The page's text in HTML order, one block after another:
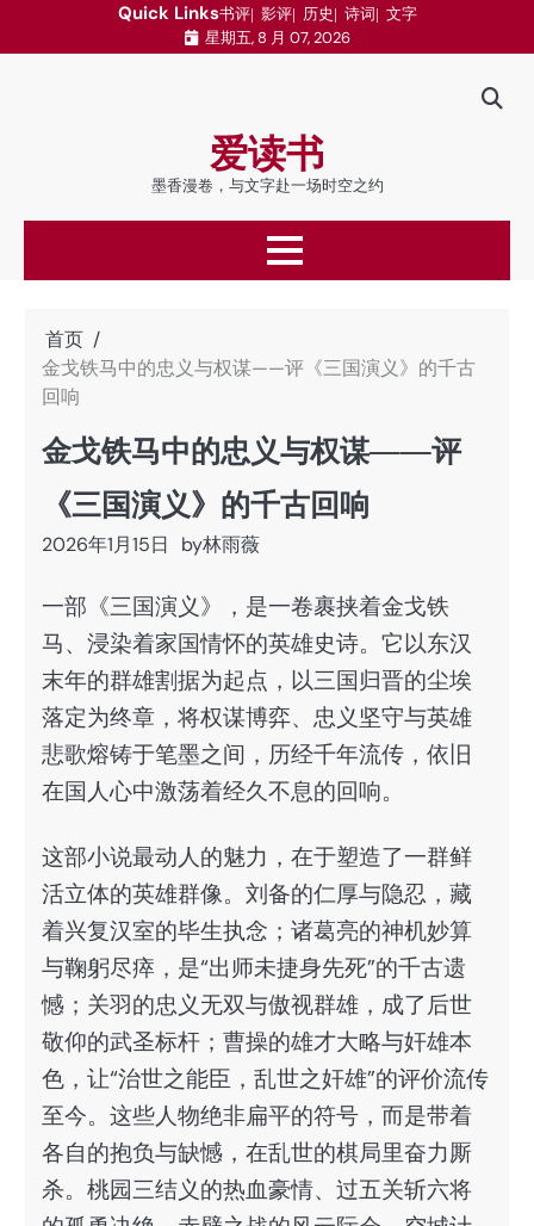
Quick Links书评 影评 历史 诗词 文字
星期五, 8 月 07, 2026
爱读书
墨香漫卷，与文字赴一场时空之约
首页
金戈铁马中的忠义与权谋——评《三国演义》的千古
回响
金戈铁马中的忠义与权谋——评
《三国演义》的千古回响
2026年1月15日 by林雨薇
一部《三国演义》，是一卷裹挟着金戈铁
马、浸染着家国情怀的英雄史诗。它以东汉
末年的群雄割据为起点，以三国归晋的尘埃
落定为终章，将权谋博弈、忠义坚守与英雄
悲歌熔铸于笔墨之间，历经千年流传，依旧
在国人心中激荡着经久不息的回响。
这部小说最动人的魅力，在于塑造了一群鲜
活立体的英雄群像。刘备的仁厚与隐忍，藏
着兴复汉室的毕生执念；诸葛亮的神机妙算
与鞠躬尽瘁，是“出师未捷身先死”的千古遗
憾；关羽的忠义无双与傲视群雄，成了后世
敬仰的武圣标杆；曹操的雄才大略与奸雄本
色，让“治世之能臣，乱世之奸雄”的评价流传
至今。这些人物绝非扁平的符号，而是带着
各自的抱负与缺憾，在乱世的棋局里奋力厮
杀。桃园三结义的热血豪情、过五关斩六将